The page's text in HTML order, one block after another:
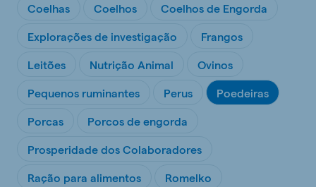
Coelhas Coelhos Coelhos de Engorda
Explorações de investigação Frangos
Leitões Nutrição Animal Ovinos
Pequenos ruminantes Perus Poedeiras
Porcas Porcos de engorda
Prosperidade dos Colaboradores
Ração para alimentos Romelko